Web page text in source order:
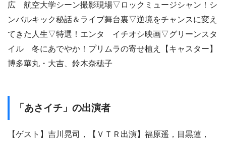
広 航空大学シーン撮影現場▽ロックミュージシャン！シ
ンバルキック秘話＆ライブ舞台裏▽逆境をチャンスに変え
てきた人生▽特選！エンタ イチオシ映画▽グリーンスタ
イル 冬にあでやか！プリムラの寄せ植え【キャスター】
博多華丸・大吉、鈴木奈穂子
「あさイチ」の出演者
【ゲスト】吉川晃司，【ＶＴＲ出演】福原遥，目黒蓮，